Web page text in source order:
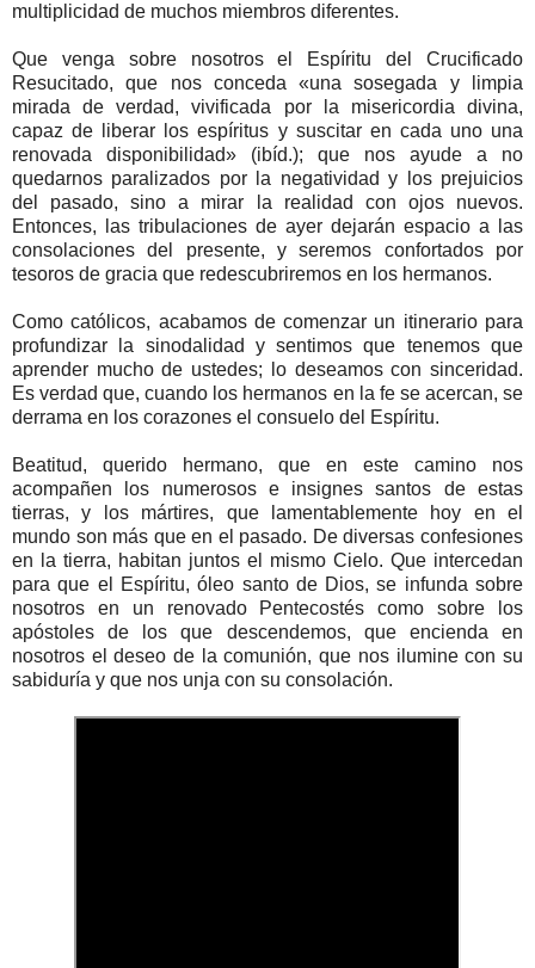
multiplicidad de muchos miembros diferentes.
Que venga sobre nosotros el Espíritu del Crucificado
Resucitado, que nos conceda «una sosegada y limpia
mirada de verdad, vivificada por la misericordia divina,
capaz de liberar los espíritus y suscitar en cada uno una
renovada disponibilidad» (ibíd.); que nos ayude a no
quedarnos paralizados por la negatividad y los prejuicios
del pasado, sino a mirar la realidad con ojos nuevos.
Entonces, las tribulaciones de ayer dejarán espacio a las
consolaciones del presente, y seremos confortados por
tesoros de gracia que redescubriremos en los hermanos.
Como católicos, acabamos de comenzar un itinerario para
profundizar la sinodalidad y sentimos que tenemos que
aprender mucho de ustedes; lo deseamos con sinceridad.
Es verdad que, cuando los hermanos en la fe se acercan, se
derrama en los corazones el consuelo del Espíritu.
Beatitud, querido hermano, que en este camino nos
acompañen los numerosos e insignes santos de estas
tierras, y los mártires, que lamentablemente hoy en el
mundo son más que en el pasado. De diversas confesiones
en la tierra, habitan juntos el mismo Cielo. Que intercedan
para que el Espíritu, óleo santo de Dios, se infunda sobre
nosotros en un renovado Pentecostés como sobre los
apóstoles de los que descendemos, que encienda en
nosotros el deseo de la comunión, que nos ilumine con su
sabiduría y que nos unja con su consolación.